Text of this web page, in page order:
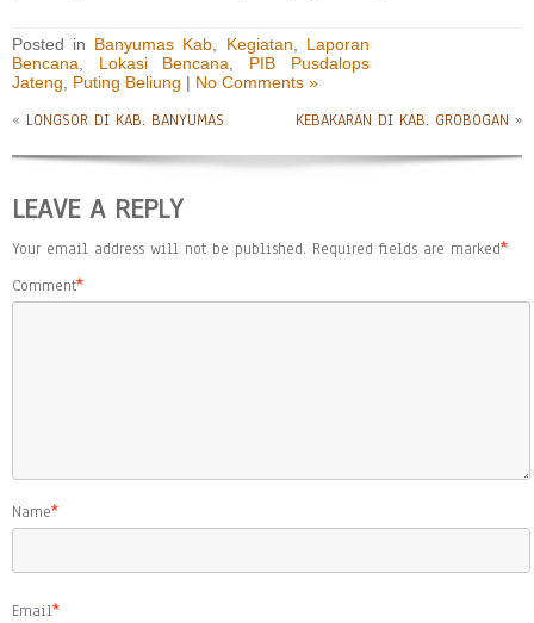
Posted in Banyumas Kab Kegiatan
Laporan
Bencana
Lokasi Bencana
PIB Pusdalops
Jateng
Puting Beliung | No Comments »
« LONGSOR DI KAB. BANYUMAS KEBAKARAN DI KAB. GROBOGAN »
LEAVE A REPLY
Your email address will not be published. Required fields are marked*
Comment*
Name*
Email*